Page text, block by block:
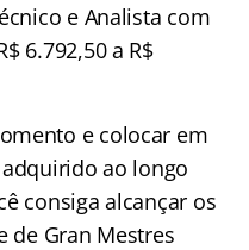
e Analista com
6.792,50 a R$
e colocar em
ao longo
consiga alcançar os
de Gran Mestres